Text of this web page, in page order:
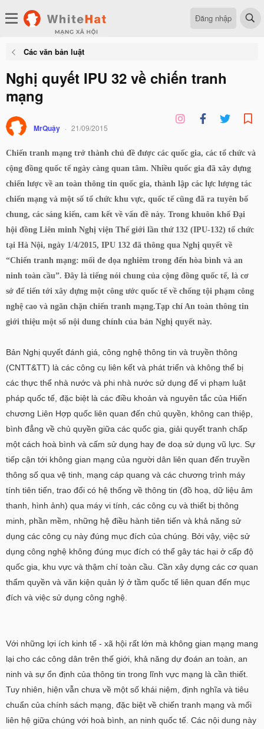
Đăng nhập
Các văn bản luật
Nghị quyết IPU 32 về chiến tranh
mạng
MrQuậy 21/09/2015
Chiến tranh mạng trở thành chủ đề được các quốc gia, các tổ chức và
cộng đồng quốc tế ngày càng quan tâm. Nhiều quốc gia đã xây dựng
chiến lược về an toàn thông tin quốc gia, thành lập các lực lượng tác
chiến mạng và một số tổ chức khu vực, quốc tế cũng đã ra tuyên bố
chung, các sáng kiến, cam kết về vấn đề này. Trong khuôn khổ Đại
hội đồng Liên minh Nghị viện Thế giới lần thứ 132 (IPU-132) tổ chức
tại Hà Nội, ngày 1/4/2015, IPU 132 đã thông qua Nghị quyết về
“Chiến tranh mạng: mối đe dọa nghiêm trong đến hòa bình và an
ninh toàn cầu”. Đây là tiếng nói chung của cộng đồng quốc tế, là cơ
sở để tiến tới xây dựng một công ước quốc tế về chống tội phạm công
nghệ cao và ngăn chặn chiến tranh mạng.Tạp chí An toàn thông tin
giới thiệu một số nội dung chính của bản Nghị quyết này.
Bản Nghị quyết đánh giá, công nghệ thông tin và truyền thông
(CNTT&TT) là các công cụ liên kết và phát triển và không thể bị
các thực thể nhà nước và phi nhà nước sử dụng để vi phạm luật
pháp quốc tế, đặc biệt là các điều khoản và nguyên tắc của Hiến
chương Liên Hợp quốc liên quan đến chủ quyền, không can thiệp,
bình đẳng về chủ quyền giữa các quốc gia, giải quyết tranh chấp
một cách hoà bình và cấm sử dụng hay đe doạ sử dụng vũ lực. Sự
tiếp cận tới không gian mạng của người dân liên quan đến truyền
thông số qua vệ tinh, mạng cáp quang và các chương trình máy
tính tiên tiến, trao đổi có hệ thống về thông tin (đồ hoạ, dữ liệu âm
thanh, hình ảnh) qua máy vi tính, các công cụ và thiết bị thông
minh, phần mềm, những hệ điều hành tiên tiến và khả năng sử
dụng các công cụ này đúng mục đích của chúng. Bởi vậy, việc sử
dụng công nghệ không đúng mục đích có thể gây tác hại ở cấp độ
quốc gia, khu vực và thậm chí toàn cầu. Cần xây dựng các cơ quan
thẩm quyền và văn kiện quản lý ở tầm quốc tế liên quan đến mục
đích và việc sử dụng công nghệ.
Với những lợi ích kinh tế - xã hội rất lớn mà không gian mạng mang
lại cho các công dân trên thế giới, khả năng dự đoán an toàn, an
ninh và sự ổn định của thông tin trong lĩnh vực mạng là cần thiết.
Tuy nhiên, hiện vẫn chưa về một số khái niệm, định nghĩa và tiêu
chuẩn của chính sách mạng, đặc biệt về chiến tranh mạng và mối
liên hệ giữa chúng với hoà bình, an ninh quốc tế. Các nội dung này